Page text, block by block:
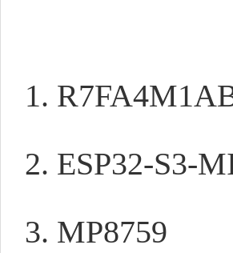
1.
2. ESP32-S3-
3. MP8759